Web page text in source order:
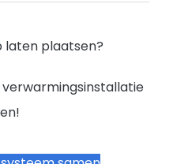
laten plaatsen?